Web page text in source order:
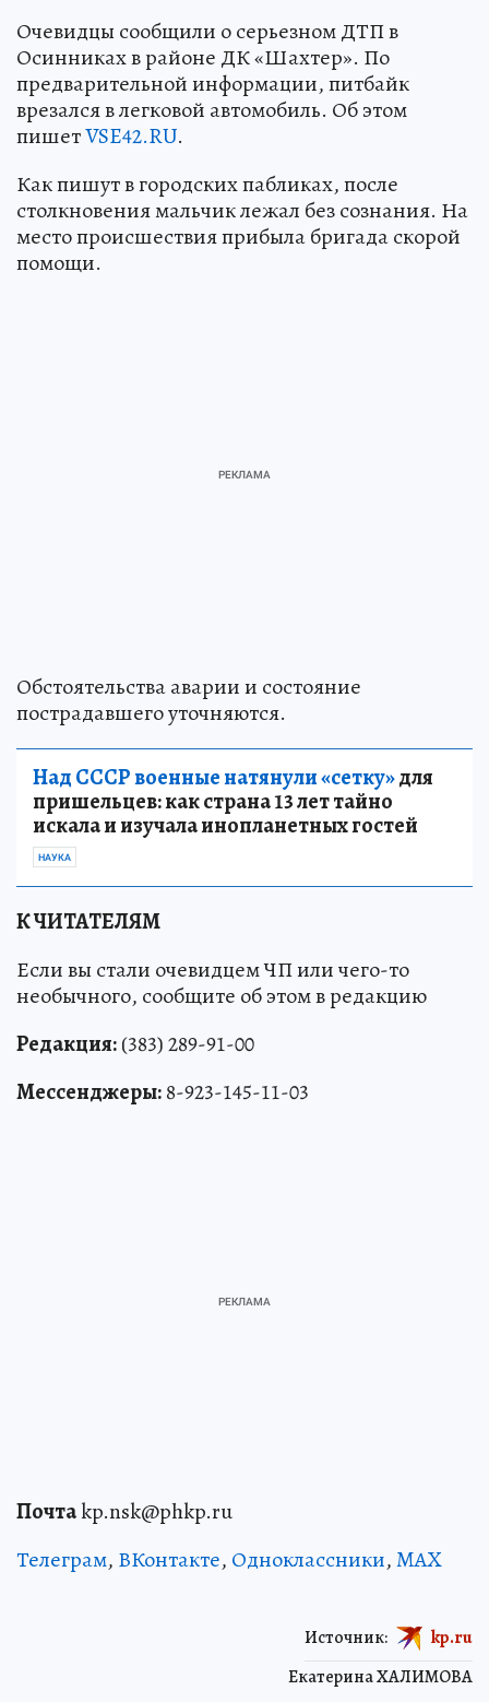
Очевидцы сообщили о серьезном ДТП в
Осинниках в районе ДК «Шахтер». По
предварительной информации, питбайк
врезался в легковой автомобиль. Об этом
пишетVSE42.RU.
Как пишут в городских пабликах, после
столкновения мальчик лежал без сознания. На
место происшествия прибыла бригада скорой
помощи.
Обстоятельства аварии и состояние
пострадавшего уточняются.
Над СССР военные натянули «сетку»для
пришельцев: как страна 13 лет тайно
искала и изучала инопланетных гостей
НАУКА
К ЧИТАТЕЛЯМ
Если вы стали очевидцем ЧП или чего-то
необычного, сообщите об этом в редакцию
Редакция:(383) 289-91-00
Мессенджеры:8-923-145-11-03
Почтаkp.nsk@phkp.ru
Телеграм, ВКонтакте, Одноклассники,MAX
Екатерина ХАЛИМОВА
Источник: kp.ru